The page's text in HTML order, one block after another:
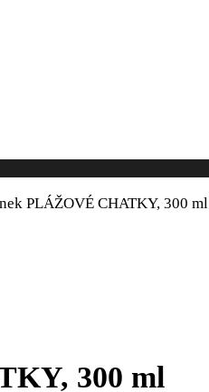
PLÁŽOVÉ CHATKY, 300 ml
300 ml